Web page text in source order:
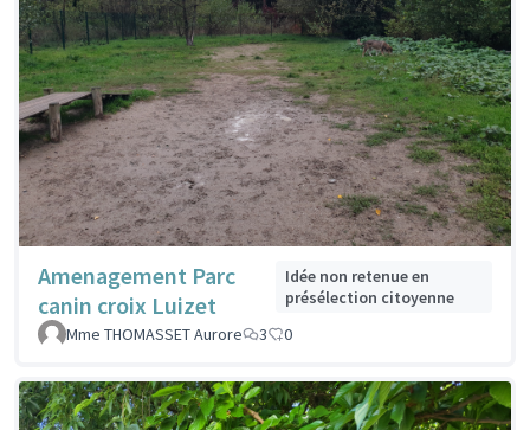
Amenagement Parc
canin croix Luizet
Idée non retenue en
présélection citoyenne
Mme THOMASSET Aurore
3 0